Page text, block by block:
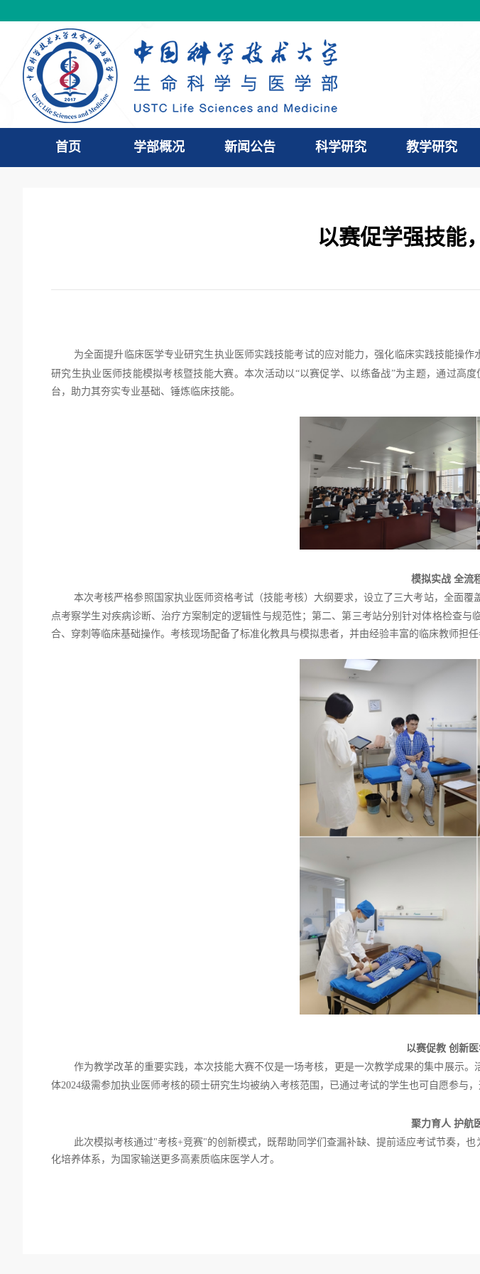
首页 学部概况 新闻公告 科学研究 教学研究
以赛促学强技能
为全面提升临床医学专业研究生执业医师实践技能考试的应对能力，强化临床实践技能操作
研究生执业医师技能模拟考核暨技能大赛。本次活动以 “以赛促学、以练备战”为主题，通过高度
台，助力其夯实专业基础、锤炼临床技能。
模拟实战 全流
本次考核严格参照国家执业医师资格考试（技能考核）大纲要求，设立了三大考站，全面
点考察学生对疾病诊断、治疗方案制定的逻辑性与规范性；第二、第三考站分别针对体格检查与
合、穿刺等临床基础操作。考核现场配备了标准化教具与模拟患者，并由经验丰富的临床教师担
以赛促教 创新
作为教学改革的重要实践，本次技能大赛不仅是一场考核，更是一次教学成果的集中展示
体2024级需参加执业医师考核的硕士研究生均被纳入考核范围，已通过考试的学生也可自愿参与
聚力育人 护航
此次模拟考核通过"考核+竞赛"的创新模式，既帮助同学们查漏补缺、提前适应考试节奏，
化培养体系，为国家输送更多高素质临床医学人才。